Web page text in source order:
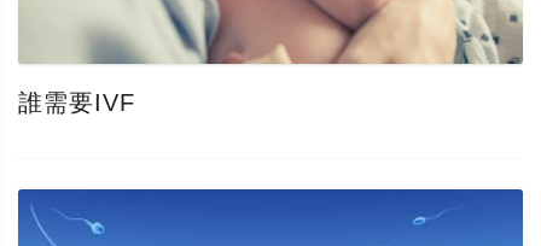
誰需要IVF